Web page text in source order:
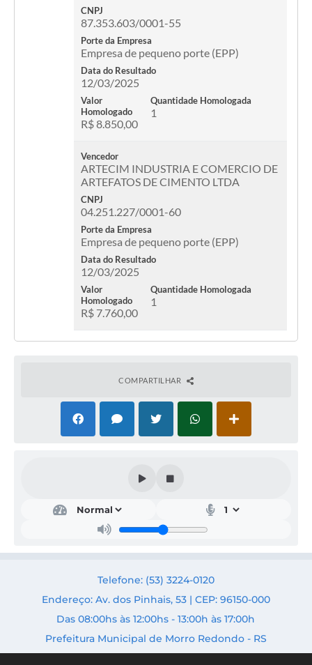
CNPJ
87.353.603/0001-55
Porte da Empresa
Empresa de pequeno porte (EPP)
Data do Resultado
12/03/2025
Valor
Homologado
R$ 8.850,00
Quantidade Homologada
1
Vencedor
ARTECIM INDUSTRIA E COMERCIO DE
ARTEFATOS DE CIMENTO LTDA
CNPJ
04.251.227/0001-60
Porte da Empresa
Empresa de pequeno porte (EPP)
Data do Resultado
12/03/2025
Valor
Homologado
R$ 7.760,00
Quantidade Homologada
1
COMPARTILHAR
Telefone: (53) 3224-0120
Endereço: Av. dos Pinhais, 53 | CEP: 96150-000
Das 08:00hs às 12:00hs - 13:00h às 17:00h
Prefeitura Municipal de Morro Redondo - RS